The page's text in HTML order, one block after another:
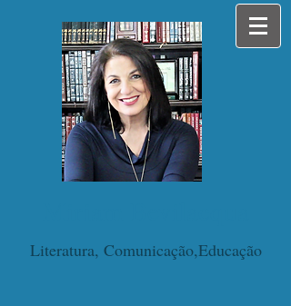
Literatura, Comunicação,Educação